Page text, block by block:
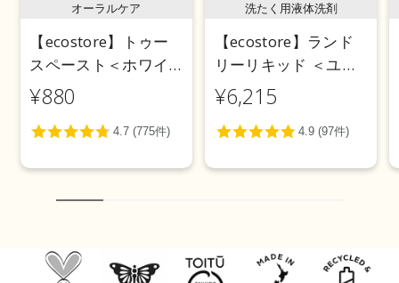
オーラルケア
【ecostore】トゥー
スペースト＜ホワイ
トニング＞ 100g
¥880
洗たく用液体洗剤
【ecostore】ランド
リーリキッド ＜ユー
カリ＞ 5L
¥6,215